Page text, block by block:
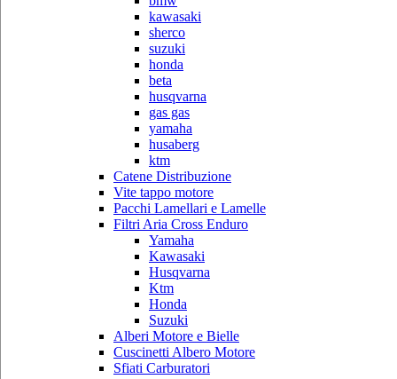
kawasaki
sherco
suzuki
honda
beta
husqvarna
gas gas
yamaha
husaberg
ktm
Catene Distribuzione
Vite tappo motore
Pacchi Lamellari e Lamelle
Filtri Aria Cross Enduro
Yamaha
Kawasaki
Husqvarna
Ktm
Honda
Suzuki
Alberi Motore e Bielle
Cuscinetti Albero Motore
Sfiati Carburatori